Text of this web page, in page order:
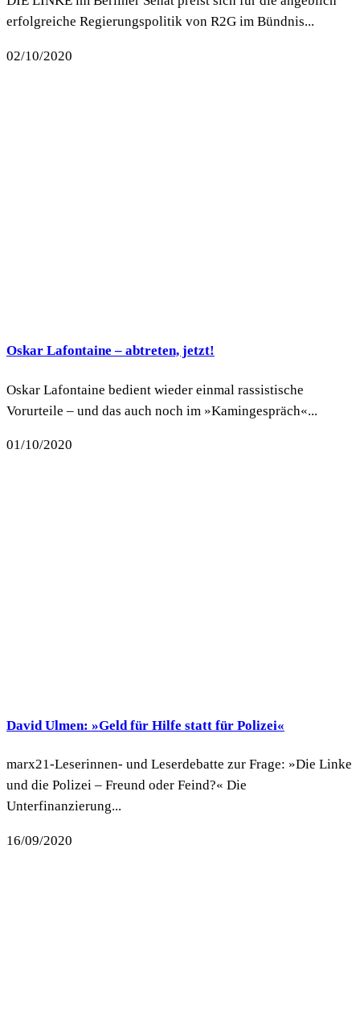
erfolgreiche Regierungspolitik von R2G im Bündnis...
02/10/2020
Oskar Lafontaine – abtreten, jetzt!
Oskar Lafontaine bedient wieder einmal rassistische
Vorurteile – und das auch noch im »Kamingespräch«...
01/10/2020
David Ulmen: »Geld für Hilfe statt für Polizei«
marx21-Leserinnen- und Leserdebatte zur Frage: »Die Linke
und die Polizei – Freund oder Feind?« Die
Unterfinanzierung...
16/09/2020